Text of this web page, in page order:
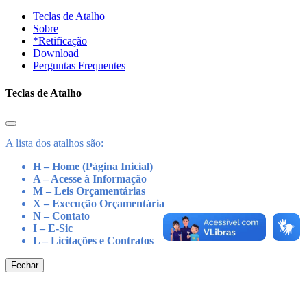
Teclas de Atalho
Sobre
*Retificação
Download
Perguntas Frequentes
Teclas de Atalho
A lista dos atalhos são:
H – Home (Página Inicial)
A – Acesse à Informação
M – Leis Orçamentárias
X – Execução Orçamentária
N – Contato
I – E-Sic
L – Licitações e Contratos
Fechar